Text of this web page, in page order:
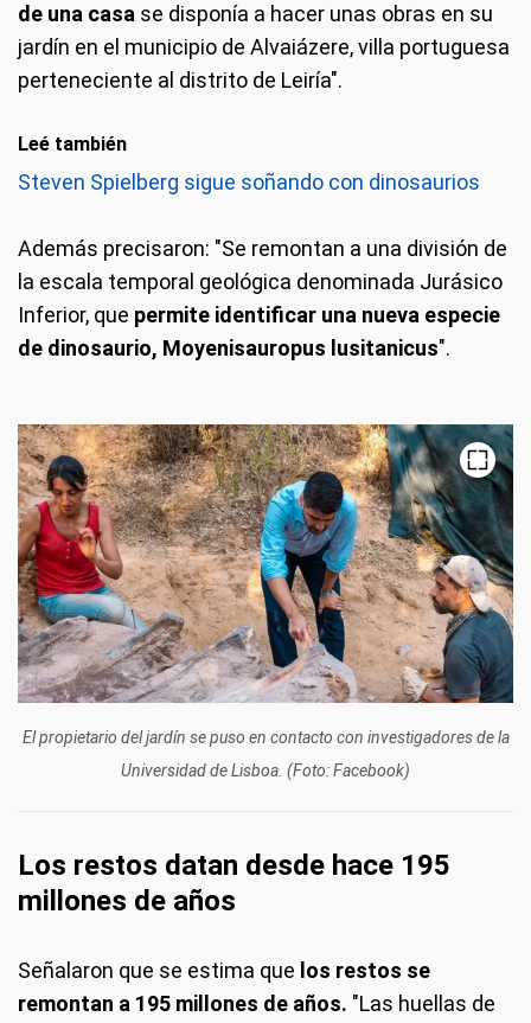
de una casa se disponía a hacer unas obras en su
jardín en el municipio de Alvaiázere, villa portuguesa
perteneciente al distrito de Leiría".
Leé también
Steven Spielberg sigue soñando con dinosaurios
Además precisaron: "Se remontan a una división de
la escala temporal geológica denominada Jurásico
Inferior, que permite identificar una nueva especie
de dinosaurio, Moyenisauropus lusitanicus".
El propietario del jardín se puso en contacto con investigadores de la
Universidad de Lisboa. (Foto: Facebook)
Los restos datan desde hace 195
millones de años
Señalaron que se estima que los restos se
remontan a 195 millones de años. "Las huellas de